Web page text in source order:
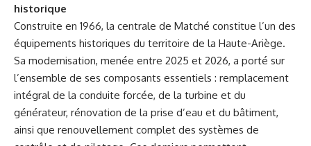
historique
Construite en 1966, la centrale de Matché constitue l’un des
équipements historiques du territoire de la Haute-Ariège.
Sa modernisation, menée entre 2025 et 2026, a porté sur
l’ensemble de ses composants essentiels : remplacement
intégral de la conduite forcée, de la turbine et du
générateur, rénovation de la prise d’eau et du bâtiment,
ainsi que renouvellement complet des systèmes de